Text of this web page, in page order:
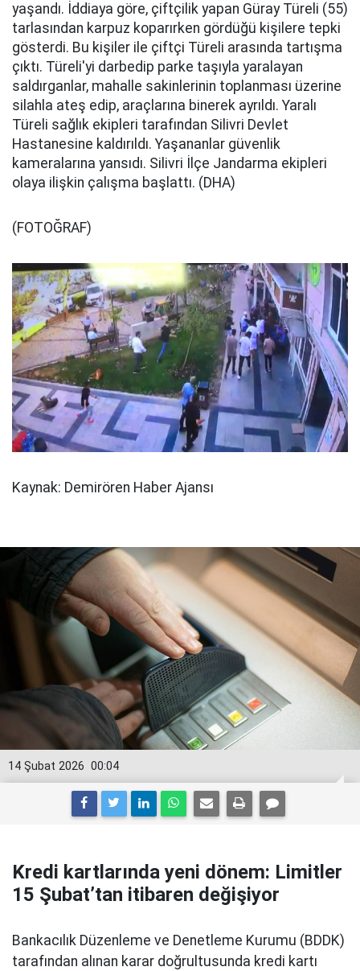
yaşandı. İddiaya göre, çiftçilik yapan Güray Türeli (55)
tarlasından karpuz koparırken gördüğü kişilere tepki
gösterdi. Bu kişiler ile çiftçi Türeli arasında tartışma
çıktı. Türeli'yi darbedip parke taşıyla yaralayan
saldırganlar, mahalle sakinlerinin toplanması üzerine
silahla ateş edip, araçlarına binerek ayrıldı. Yaralı
Türeli sağlık ekipleri tarafından Silivri Devlet
Hastanesine kaldırıldı. Yaşananlar güvenlik
kameralarına yansıdı. Silivri İlçe Jandarma ekipleri
olaya ilişkin çalışma başlattı. (DHA)
(FOTOĞRAF)
Kaynak: Demirören Haber Ajansı
00:04
14 Şubat 2026
Kredi kartlarında yeni dönem: Limitler
15 Şubat’tan itibaren değişiyor
Bankacılık Düzenleme ve Denetleme Kurumu (BDDK)
tarafından alınan karar doğrultusunda kredi kartı